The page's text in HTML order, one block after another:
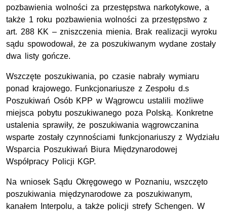
pozbawienia wolności za przestępstwa narkotykowe, a
także 1 roku pozbawienia wolności za przestępstwo z
art. 288 KK – zniszczenia mienia. Brak realizacji wyroku
sądu spowodował, że za poszukiwanym wydane zostały
dwa listy gończe.
Wszczęte poszukiwania, po czasie nabrały wymiaru
ponad krajowego. Funkcjonariusze z Zespołu d.s
Poszukiwań Osób KPP w Wągrowcu ustalili możliwe
miejsca pobytu poszukiwanego poza Polską. Konkretne
ustalenia sprawiły, że poszukiwania wągrowczanina
wsparte zostały czynnościami funkcjonariuszy z Wydziału
Wsparcia Poszukiwań Biura Międzynarodowej
Współpracy Policji KGP.
Na wniosek Sądu Okręgowego w Poznaniu, wszczęto
poszukiwania międzynarodowe za poszukiwanym,
kanałem Interpolu, a także policji strefy Schengen. W